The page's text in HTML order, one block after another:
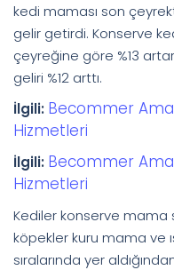
kedi maması son
gelir getirdi. Konserve
çeyreğine göre %13
geliri %12 arttı.
İlgili: Becommer
Hizmetleri
İlgili: Becommer
Hizmetleri
Kediler konserve mama
köpekler kuru mama ve
sıralarında yer